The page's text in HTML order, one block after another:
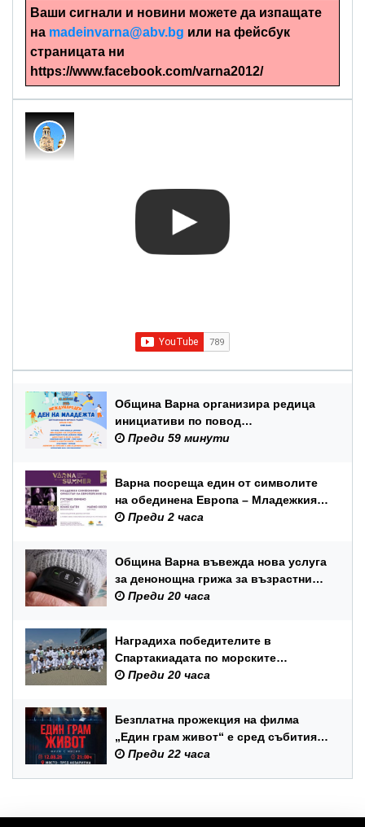
Ваши сигнали и новини можете да изпащате
на madeinvarna@abv.bg или на фейсбук
страницата ни
https://www.facebook.com/varna2012/
Община Варна организира редица
инициативи по повод
Международния ден на младежта –
Преди 59 минути
Варна посреща един от символите
на обединена Европа – Младежкия
симфоничен оркестър на ЕС
Преди 2 часа
Община Варна въвежда нова услуга
за денонощна грижа за възрастни
хора и лица с трайни увреждания
Преди 20 часа
Наградиха победителите в
Спартакиадата по морските
спортове на Военноморските сили
Преди 20 часа
Безплатна прожекция на филма
„Един грам живот“ е сред събитията
за Международния ден на младежта
Преди 22 часа